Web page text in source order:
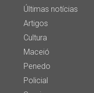
Últimas notícias
Artigos
Cultura
Maceió
Penedo
Policial